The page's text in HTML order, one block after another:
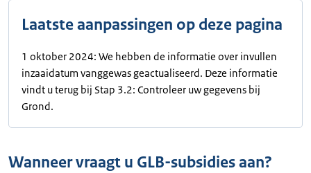
Laatste aanpassingen op deze pagina
1 oktober 2024: We hebben de informatie over invullen
inzaaidatum vanggewas geactualiseerd. Deze informatie
vindt u terug bij Stap 3.2: Controleer uw gegevens bij
Grond.
Wanneer vraagt u GLB-subsidies aan?